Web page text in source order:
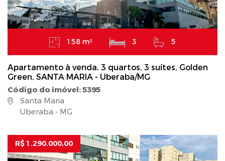
158 m² 3 5
Apartamento à venda, 3 quartos, 3 suítes, Golden
Green, SANTA MARIA - Uberaba/MG
Código do imóvel: 5395
Santa Maria
Uberaba - MG
R$ 1.290.000,00